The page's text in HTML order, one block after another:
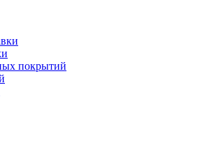
покрытий